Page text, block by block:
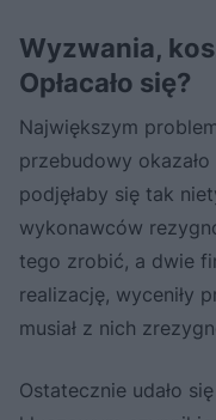
Wyzwania,
Opłacało się?
Największym
przebudowy
podjęłaby się tak
wykonawców
tego zrobić, a dwie
realizację, wyceniły
musiał z nich
Ostatecznie udało